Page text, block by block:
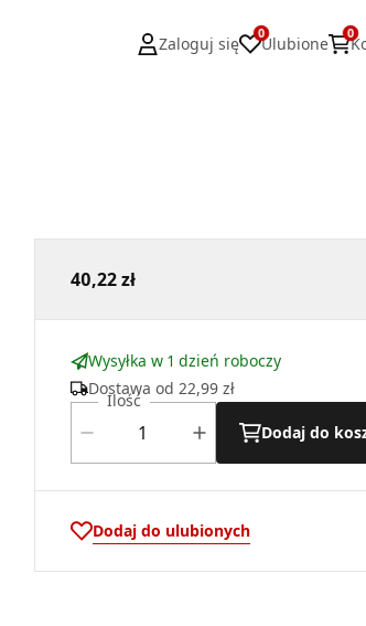
Zaloguj się
0
Ulubione
0
40,22 zł
Wysyłka w 1 dzień roboczy
Dostawa od 22,99 zł
Ilość
Dodaj do
Dodaj do ulubionych